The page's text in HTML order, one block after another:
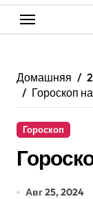
Домашняя
Гороскоп
Гороскоп
Авг 25, 2024